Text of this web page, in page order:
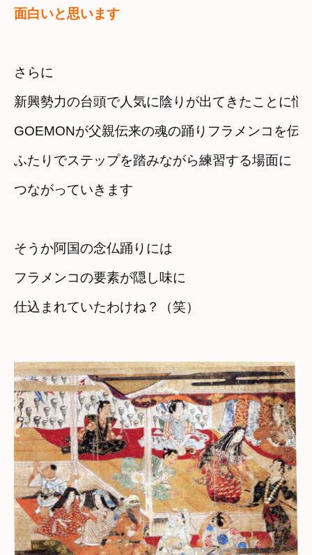
面白いと思います
さらに
新興勢力の台頭で人気に陰りが出てきたことに悩
GOEMONが父親伝来の魂の踊りフラメンコを伝
ふたりでステップを踏みながら練習する場面に
つながっていきます
そうか阿国の念仏踊りには
フラメンコの要素が隠し味に
仕込まれていたわけね？（笑）